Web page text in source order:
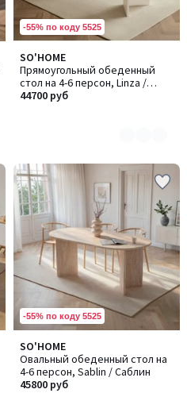
-55% по коду 5525
SO'HOME
Прямоугольный обеденный
стол на 4-6 персон, Linza /
Линза
44700 руб
Количество
цветов:
5
-55% по коду 5525
SO'HOME
Овальный обеденный стол на
4-6 персон, Sablin / Саблин
45800 руб